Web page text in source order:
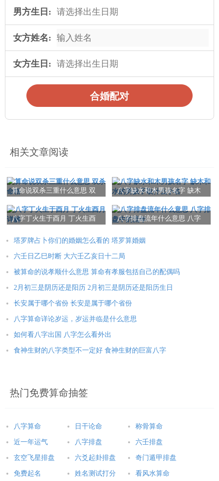
男方生日:
女方姓名:
女方生日:
合婚配对
相关文章阅读
算命说双杀三重什么意思 双
八字缺水和木男孩名字 缺木
八字丁火生于酉月 丁火生酉
八字排盘流年什么意思 八字
塔罗牌占卜你们的婚姻怎么看的 塔罗算婚姻
六壬日乙巳时断 大六壬乙亥日十二局
被算命的说孝顺什么意思 算命有孝服包括自己的配偶吗
2月初三是阴历还是阳历 2月初三是阴历还是阳历生日
长安属于哪个省份 长安是属于哪个省份
八字算命详论岁运，岁运并临是什么意思
如何看八字出国 八字怎么看外出
食神生财的八字类型不一定好 食神生财的巨富八字
热门免费算命抽签
八字算命 日干论命 称骨算命
近一年运气 八字排盘 六壬排盘
玄空飞星排盘 六爻起卦排盘 奇门遁甲排盘
免费起名 姓名测试打分 看风水算命